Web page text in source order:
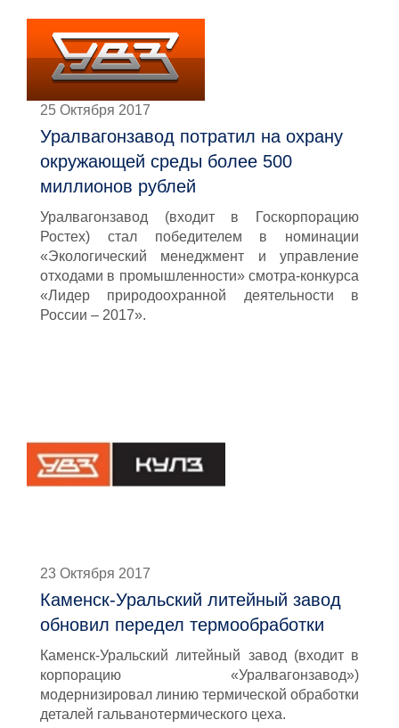
25 Октября 2017
Уралвагонзавод потратил на охрану
окружающей среды более 500
миллионов рублей
Уралвагонзавод (входит в Госкорпорацию
Ростех) стал победителем в номинации
«Экологический менеджмент и управление
отходами в промышленности» смотра-конкурса
«Лидер природоохранной деятельности в
России – 2017».
23 Октября 2017
Каменск-Уральский литейный завод
обновил передел термообработки
Каменск-Уральский литейный завод (входит в
корпорацию «Уралвагонзавод»)
модернизировал линию термической обработки
деталей гальванотермического цеха.